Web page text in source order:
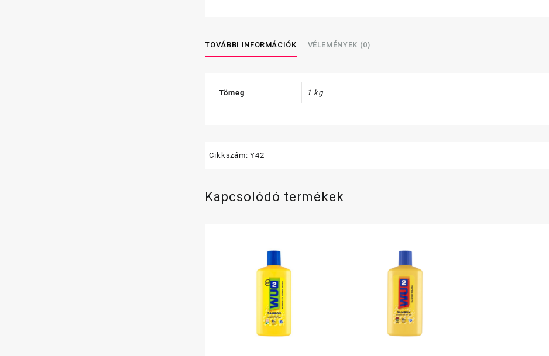
TOVÁBBI INFORMÁCIÓK VÉLEMÉNYEK (0)
Tömeg 1 kg
Cikkszám:Y42
Kapcsolódó termékek